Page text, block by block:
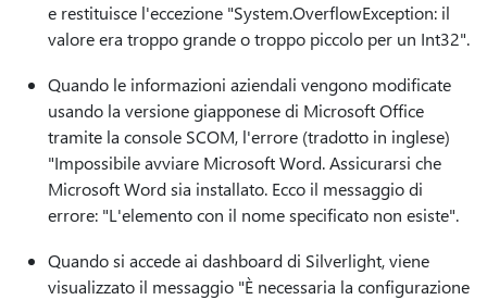
e restituisce l'eccezione "System.OverflowException: il
valore era troppo grande o troppo piccolo per un Int32".
Quando le informazioni aziendali vengono modificate
usando la versione giapponese di Microsoft Office
tramite la console SCOM, l'errore (tradotto in inglese)
"Impossibile avviare Microsoft Word. Assicurarsi che
Microsoft Word sia installato. Ecco il messaggio di
errore: "L'elemento con il nome specificato non esiste".
Quando si accede ai dashboard di Silverlight, viene
visualizzato il messaggio "È necessaria la configurazione